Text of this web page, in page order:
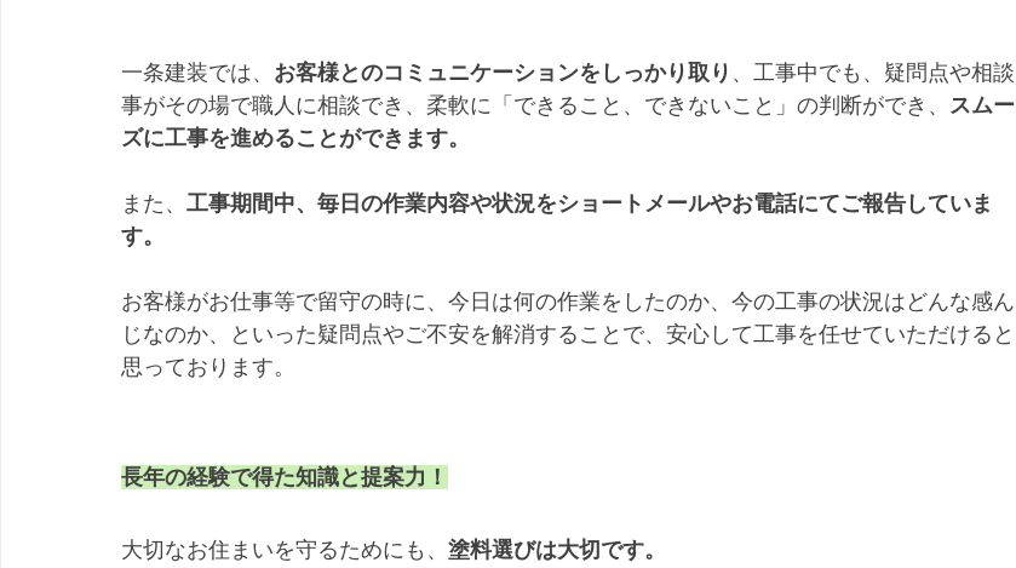
​一条建装では、 お客様とのコミュニケーションをしっかり取り 、工事中でも、疑問点や相談
事がその場で職人に相談でき、柔軟に「できること、できないこと」の判断ができ、 スムー
ズに工事を進めることができます。
また、 工事期間中、毎日の作業内容や状況をショートメールやお電話にてご報告していま
す。
お客様がお仕事等で留守の時に、今日は何の作業をしたのか、今の工事の状況はどんな感ん
じなのか、といった疑問点やご不安を解消することで、安心して工事を任せていただけると
思っております。
長年の経験で得た知識と提案力！
大切なお住まいを守るためにも、 塗料選びは大切です。